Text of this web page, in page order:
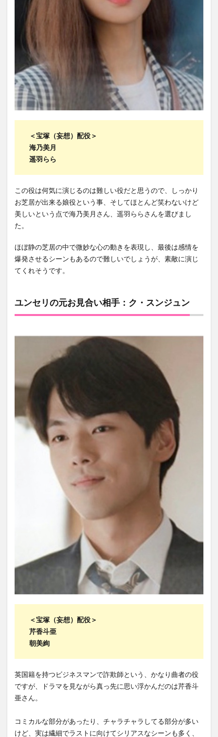
＜宝塚（妄想）配役＞
海乃美月
遥羽らら
この役は何気に演じるのは難しい役だと思うので、しっかり
お芝居が出来る娘役という事、そしてほとんど笑わないけど
美しいという点で海乃美月さん、遥羽ららさんを選びまし
た。
ほぼ静の芝居の中で微妙な心の動きを表現し、最後は感情を
爆発させるシーンもあるので難しいでしょうが、素敵に演じ
てくれそうです。
ユンセリの元お見合い相手：ク・スンジュン
＜宝塚（妄想）配役＞
芹香斗亜
朝美絢
英国籍を持つビジネスマンで詐欺師という、かなり曲者の役
ですが、ドラマを見ながら真っ先に思い浮かんだのは芹香斗
亜さん。
コミカルな部分があったり、チャラチャラしてる部分が多い
けど、実は繊細でラストに向けてシリアスなシーンも多く、